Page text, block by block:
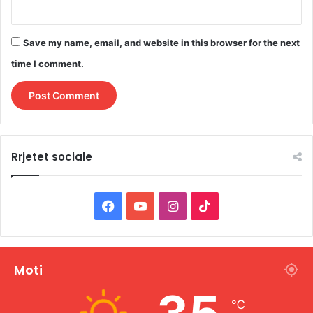
Save my name, email, and website in this browser for the next
time I comment.
Rrjetet sociale
a
o
I
n
i
Moti
℃